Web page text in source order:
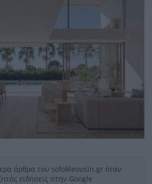
άρθρα του sofokleousin.gr όταν
ειδήσεις στην Google